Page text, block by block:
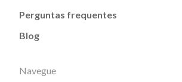
Perguntas frequentes
Blog
Navegue